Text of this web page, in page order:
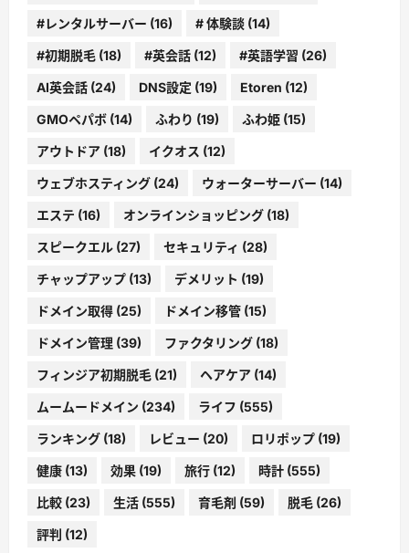
#レンタルサーバー (16) # 体験談 (14)
#初期脱毛 (18) #英会話 (12) #英語学習 (26)
AI英会話 (24) DNS設定 (19) Etoren (12)
GMOペパボ (14) ふわり (19) ふわ姫 (15)
アウトドア (18) イクオス (12)
ウェブホスティング (24) ウォーターサーバー (14)
エステ (16) オンラインショッピング (18)
スピークエル (27) セキュリティ (28)
チャップアップ (13) デメリット (19)
ドメイン取得 (25) ドメイン移管 (15)
ドメイン管理 (39) ファクタリング (18)
フィンジア初期脱毛 (21) ヘアケア (14)
ムームードメイン (234) ライフ (555)
ランキング (18) レビュー (20) ロリポップ (19)
健康 (13) 効果 (19) 旅行 (12) 時計 (555)
比較 (23) 生活 (555) 育毛剤 (59) 脱毛 (26)
評判 (12)